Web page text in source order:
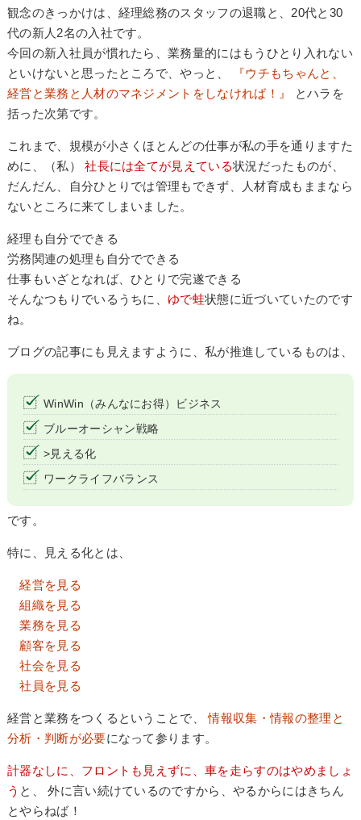
観念のきっかけは、経理総務のスタッフの退職と、20代と30
代の新人2名の入社です。
今回の新入社員が慣れたら、業務量的にはもうひとり入れない
といけないと思ったところで、やっと、
『ウチもちゃんと、
経営と業務と人材のマネジメントをしなければ！』
とハラを
括った次第です。
これまで、規模が小さくほとんどの仕事が私の手を通りますた
めに、（私）社長には全てが見えている状況だったものが、
だんだん、自分ひとりでは管理もできず、人材育成もままなら
ないところに来てしまいました。
経理も自分でできる
労務関連の処理も自分でできる
仕事もいざとなれば、ひとりで完遂できる
そんなつもりでいるうちに、 ゆで蛙状態に近づいていたのです
ね。
ブログの記事にも見えますように、私が推進しているものは、
WinWin（みんなにお得）ビジネス
ブルーオーシャン戦略
>見える化
ワークライフバランス
です。
特に、見える化とは、
経営を見る
組織を見る
業務を見る
顧客を見る
社会を見る
社員を見る
経営と業務をつくるということで、情報収集・情報の整理と
分析・判断が必要になって参ります。
計器なしに、フロントも見えずに、車を走らすのはやめましょ
う と、 外に言い続けているのですから、やるからにはきちん
とやらねば！